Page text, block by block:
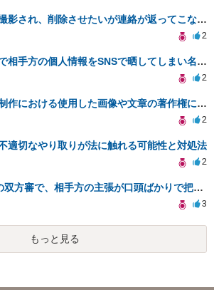
無断で動画を撮影され、削除させたいが連絡が返ってこない。
2
当方の腹いせで相手方の個人情報をSNSで晒してしまい名誉毀損させてしまったかもしれない
2
ホームページ制作における使用した画像や文章の著作権について
2
適切なやり取りが法に触れる可能性と対処法
2
Xの開示請求の双方審で、相手方の主張が口頭ばかりで把握しきれません
3
もっと見る